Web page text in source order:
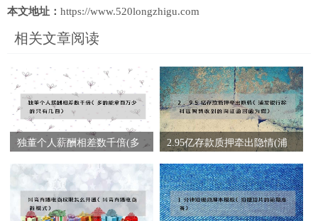
本文地址： https://www.520longzhigu.com
相关文章阅读
独董个人薪酬相差数千倍(多
2.95亿存款质押牵出隐情(浦
证函回函为假)